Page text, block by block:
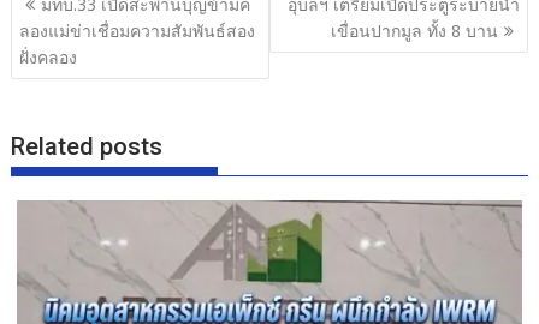
o
o
เรื่อง
ลองแม่ข่าเชื่อมความสัมพันธ์สอง
ฝั่งคลอง
เขื่อนปากมูล ทั้ง 8 บาน
Related posts